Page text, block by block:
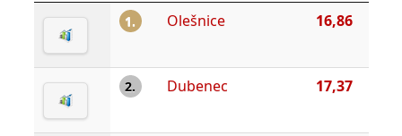
1. Olešnice 16,86
2. Dubenec 17,37